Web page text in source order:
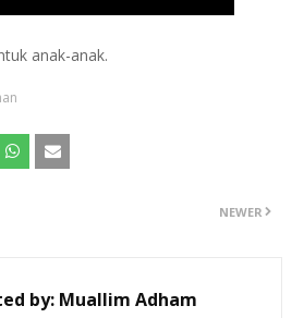
anak-anak.
NEWER
by: Muallim Adham